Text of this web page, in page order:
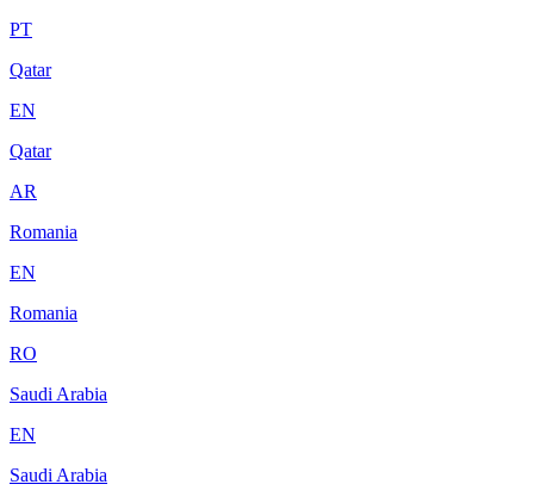
PT
Qatar
EN
Qatar
AR
Romania
EN
Romania
RO
Saudi Arabia
EN
Saudi Arabia